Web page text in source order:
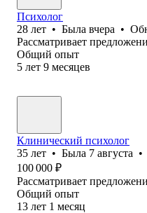
Психолог
28 лет • Была вчера •
Рассматривает
Общий опыт
5 лет 9 месяцев
Клинический психолог
35 лет • Была 7 августа •
100 000 ₽
Рассматривает
Общий опыт
13 лет 1 месяц